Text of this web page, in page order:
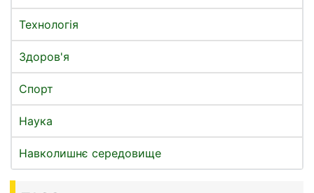
Технологія
Здоров'я
Спорт
Наука
Навколишнє середовище